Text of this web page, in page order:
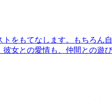
をもてなします。もちろん
女との愛情も、仲間との遊